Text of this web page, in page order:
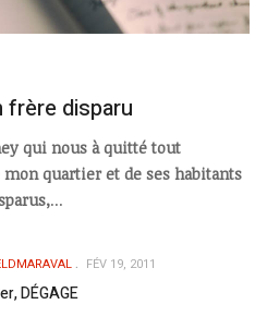
frère disparu
qui nous à quitté tout
quartier et de ses habitants
...
FÉV 19, 2011
DÉGAGE